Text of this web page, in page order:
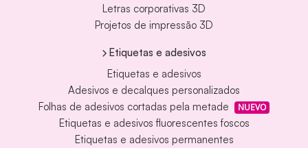
Letras corporativas 3D
Projetos de impressão 3D
Etiquetas e adesivos
Etiquetas e adesivos
Adesivos e decalques personalizados
Folhas de adesivos cortadas pela metade
NUEVO
Etiquetas e adesivos fluorescentes foscos
Etiquetas e adesivos permanentes